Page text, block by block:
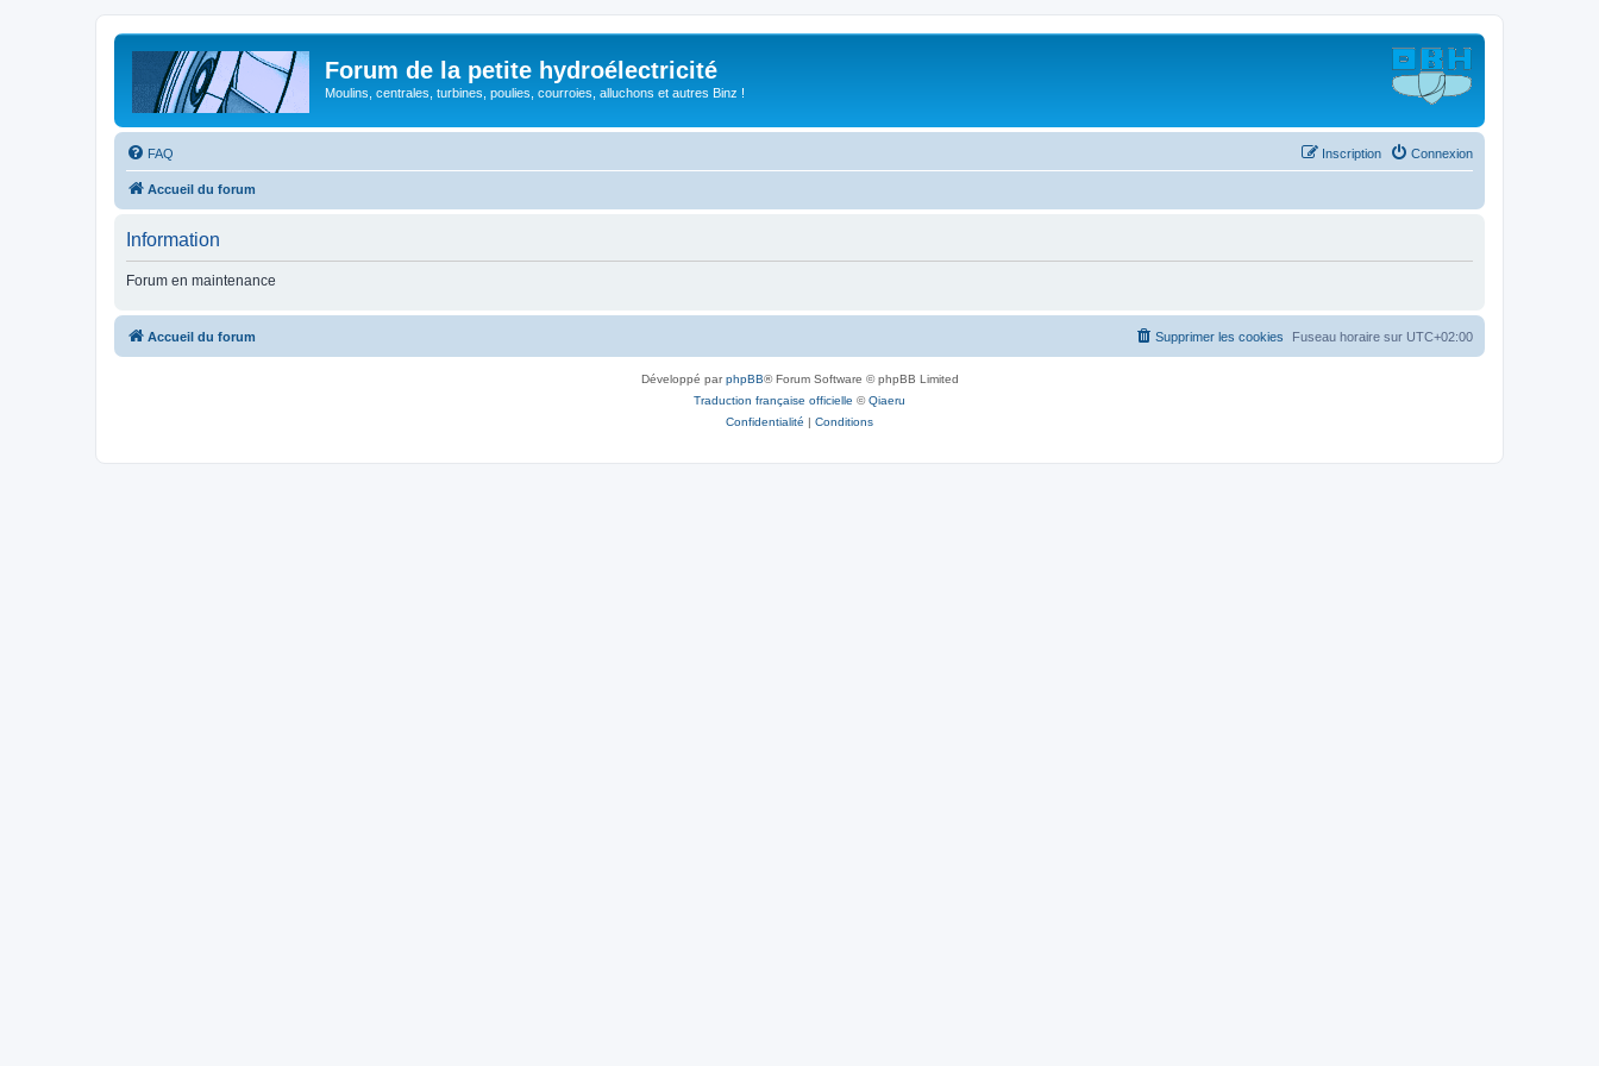
Forum de la petite hydroélectricité
Moulins, centrales, turbines, poulies, courroies, alluchons et autres Binz !
FAQ Connexion
Inscription
Accueil du forum
Information
Forum en maintenance
Accueil du forum Fuseau horaire sur UTC+02:00
Supprimer les cookies
Développé parphpBB® Forum Software © phpBB Limited
Traduction française officielle ©Qiaeru
Confidentialité | Conditions